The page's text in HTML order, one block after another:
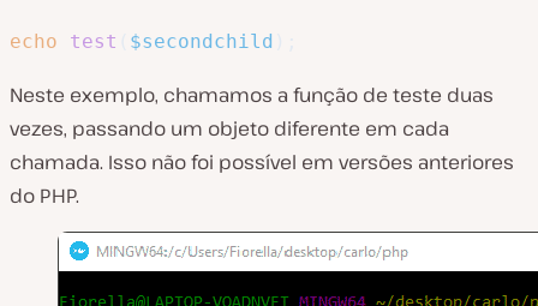
echo test $secondchild
Neste exemplo, chamamos a função de teste duas
vezes, passando um objeto diferente em cada
chamada. Isso não foi possível em versões anteriores
do PHP.